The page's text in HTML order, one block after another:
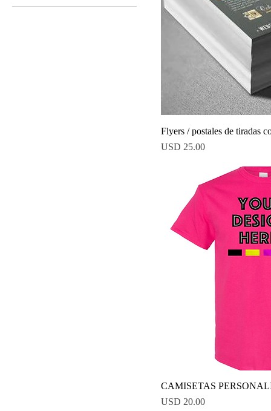
Flyers / postales de tiradas
Precio
USD 25.00
CAMISETAS
Precio
USD 20.00